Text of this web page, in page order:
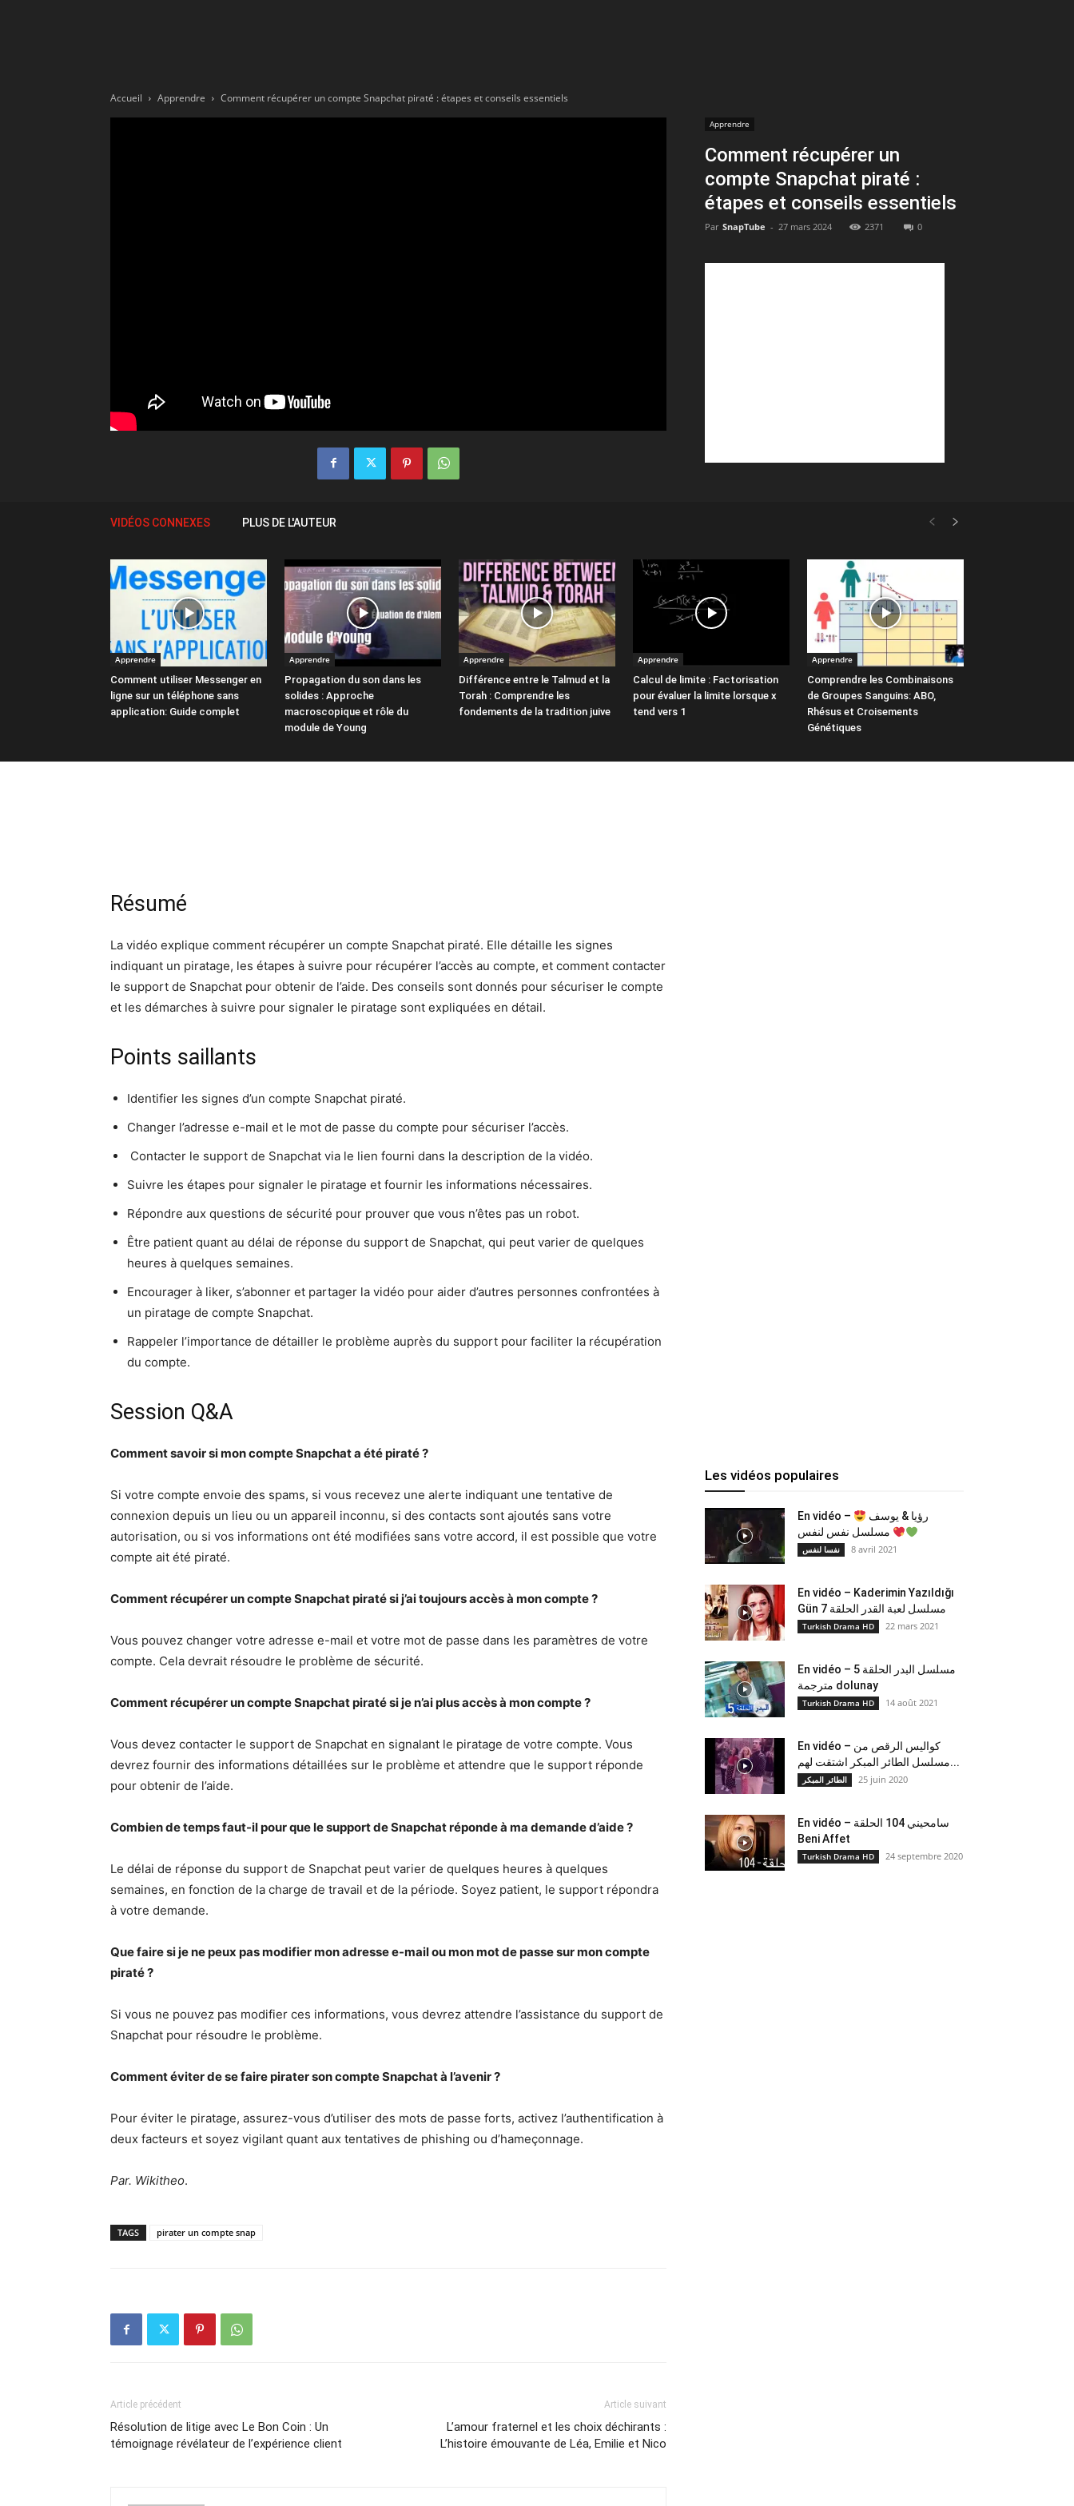
par
Accueil Apprendre Comment récupérer un compte Snapchat piraté : étapes et conseils essentiels
Apprendre
Comment récupérer un
compte Snapchat piraté :
étapes et conseils essentiels
Par SnapTube - 27 mars 2024 2371 0
VIDÉOS CONNEXES PLUS DE L'AUTEUR
Apprendre
Comment utiliser Messenger en
ligne sur un téléphone sans
application: Guide complet
Apprendre
Propagation du son dans les
solides : Approche
macroscopique et rôle du
module de Young
Apprendre
Différence entre le Talmud et la
Torah : Comprendre les
fondements de la tradition juive
Apprendre
Calcul de limite : Factorisation
pour évaluer la limite lorsque x
tend vers 1
Apprendre
Comprendre les Combinaisons
de Groupes Sanguins: ABO,
Rhésus et Croisements
Génétiques
Résumé
La vidéo explique comment récupérer un compte Snapchat piraté. Elle détaille les signes
indiquant un piratage, les étapes à suivre pour récupérer l’accès au compte, et comment contacter
le support de Snapchat pour obtenir de l’aide. Des conseils sont donnés pour sécuriser le compte
et les démarches à suivre pour signaler le piratage sont expliquées en détail.
Points saillants
Identifier les signes d’un compte Snapchat piraté.
Changer l’adresse e-mail et le mot de passe du compte pour sécuriser l’accès.
️ Contacter le support de Snapchat via le lien fourni dans la description de la vidéo.
Suivre les étapes pour signaler le piratage et fournir les informations nécessaires.
Répondre aux questions de sécurité pour prouver que vous n’êtes pas un robot.
Être patient quant au délai de réponse du support de Snapchat, qui peut varier de quelques
heures à quelques semaines.
Encourager à liker, s’abonner et partager la vidéo pour aider d’autres personnes confrontées à
un piratage de compte Snapchat.
Rappeler l’importance de détailler le problème auprès du support pour faciliter la récupération
du compte.
Session Q&A
Comment savoir si mon compte Snapchat a été piraté ?
Si votre compte envoie des spams, si vous recevez une alerte indiquant une tentative de
connexion depuis un lieu ou un appareil inconnu, si des contacts sont ajoutés sans votre
autorisation, ou si vos informations ont été modifiées sans votre accord, il est possible que votre
compte ait été piraté.
Comment récupérer un compte Snapchat piraté si j’ai toujours accès à mon compte ?
Vous pouvez changer votre adresse e-mail et votre mot de passe dans les paramètres de votre
compte. Cela devrait résoudre le problème de sécurité.
Comment récupérer un compte Snapchat piraté si je n’ai plus accès à mon compte ?
Vous devez contacter le support de Snapchat en signalant le piratage de votre compte. Vous
devrez fournir des informations détaillées sur le problème et attendre que le support réponde
pour obtenir de l’aide.
Combien de temps faut-il pour que le support de Snapchat réponde à ma demande d’aide ?
Le délai de réponse du support de Snapchat peut varier de quelques heures à quelques
semaines, en fonction de la charge de travail et de la période. Soyez patient, le support répondra
à votre demande.
Que faire si je ne peux pas modifier mon adresse e-mail ou mon mot de passe sur mon compte
piraté ?
Si vous ne pouvez pas modifier ces informations, vous devrez attendre l’assistance du support de
Snapchat pour résoudre le problème.
Comment éviter de se faire pirater son compte Snapchat à l’avenir ?
Pour éviter le piratage, assurez-vous d’utiliser des mots de passe forts, activez l’authentification à
deux facteurs et soyez vigilant quant aux tentatives de phishing ou d’hameçonnage.
Par. Wikitheo.
TAGS pirater un compte snap
Article précédent
Résolution de litige avec Le Bon Coin : Un
témoignage révélateur de l’expérience client ️
Article suivant
L’amour fraternel et les choix déchirants :
L’histoire émouvante de Léa, Emilie et Nico
Les vidéos populaires
En vidéo –
نفسا لنفس 8 avril 2021
En vidéo – Kaderimin Yazıldığı
Gün مسلسل لعبة القدر الحلقة 7
Turkish Drama HD 22 mars 2021
En vidéo – مسلسل البدر الحلقة 5
مترجمة dolunay
Turkish Drama HD 14 août 2021
En vidéo – كواليس الرقص من
مسلسل الطائر المبكر اشتقت لهم...
الطائر المبكر 25 juin 2020
En vidéo – سامحيني 104 الحلقة
Beni Affet
Turkish Drama HD 24 septembre 2020